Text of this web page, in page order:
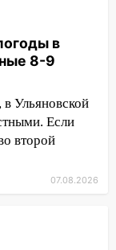
на
пройдет
с
на
в
8-9
Ульяновской
Если
второй
07.08.2026